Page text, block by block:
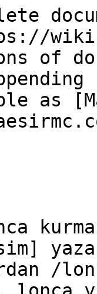
of
as
/